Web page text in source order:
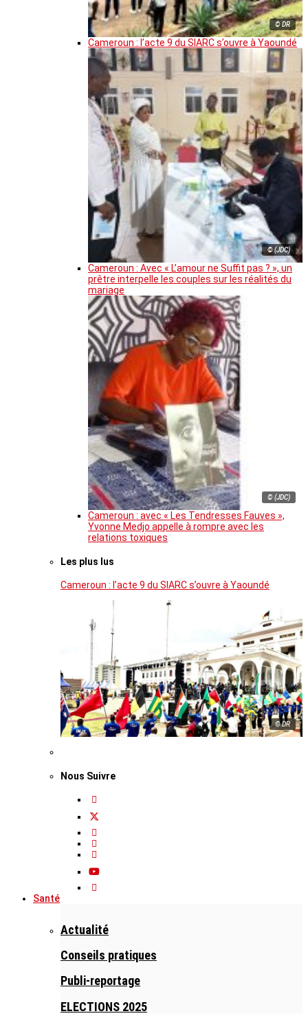
© DR
Cameroun : l’acte 9 du SIARC s’ouvre à Yaoundé
© (JDC)
Cameroun : Avec « L’amour ne Suffit pas ? », un
prêtre interpelle les couples sur les réalités du
mariage
© (JDC)
Cameroun : avec « Les Tendresses Fauves »,
Yvonne Medjo appelle à rompre avec les
relations toxiques
Les plus lus
Cameroun : l’acte 9 du SIARC s’ouvre à Yaoundé
© DR
Nous Suivre
Santé
Actualité
Conseils pratiques
Publi-reportage
ELECTIONS 2025